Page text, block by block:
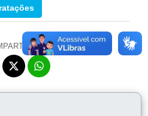
Fa
ce
bo
ts